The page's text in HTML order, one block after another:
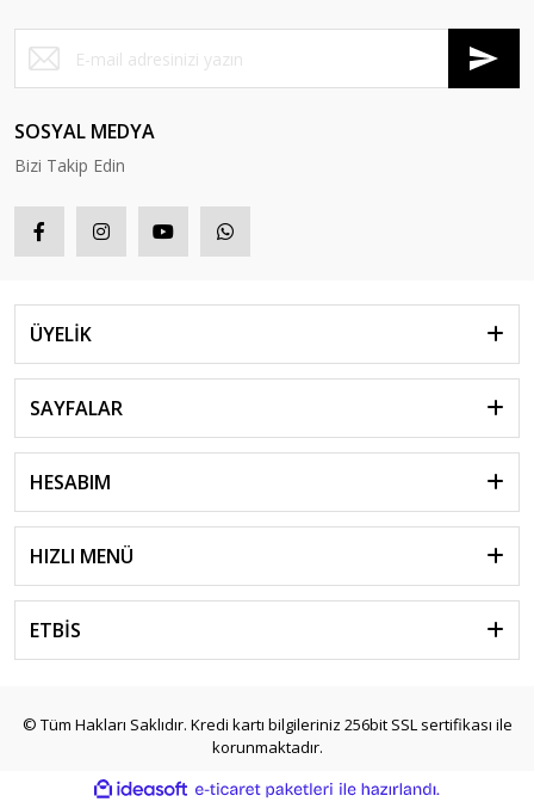
SOSYAL MEDYA
Bizi Takip Edin
ÜYELİK
SAYFALAR
HESABIM
HIZLI MENÜ
ETBİS
© Tüm Hakları Saklıdır. Kredi kartı bilgileriniz 256bit SSL sertifikası ile
korunmaktadır.
ideasoft e-